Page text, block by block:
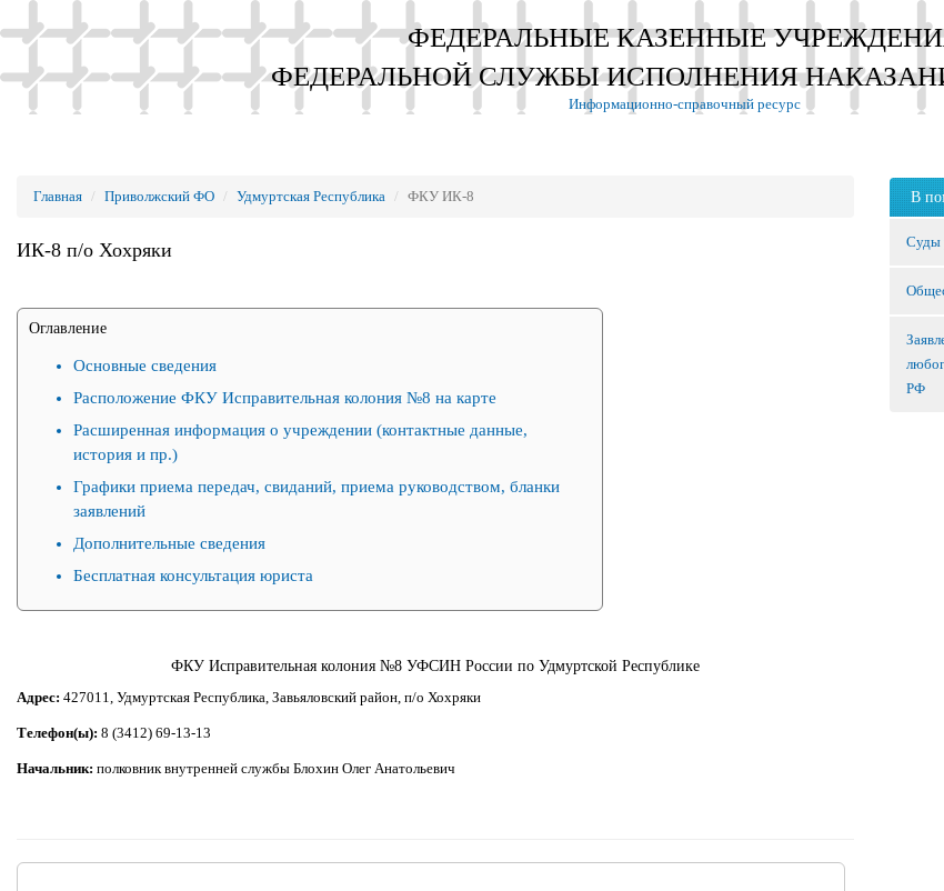
ФЕДЕРАЛЬНЫЕ КАЗЕННЫЕ
ФЕДЕРАЛЬНОЙ СЛУЖБЫ ИСПОЛНЕНИЯ
Информационно-справочный ресурс
Главная Приволжский ФО Удмуртская Республика ФКУ ИК-8
ИК-8 п/о Хохряки
Оглавление
Основные сведения
Расположение ФКУ Исправительная колония №8 на карте
Расширенная информация о учреждении (контактные данные,
история и пр.)
Графики приема передач, свиданий, приема руководством, бланки
заявлений
Дополнительные сведения
Бесплатная консультация юриста
ФКУ Исправительная колония №8 УФСИН России по Удмуртской Республике
Адрес: 427011, Удмуртская Республика, Завьяловский район, п/о Хохряки
Телефон(ы): 8 (3412) 69-13-13
Начальник: полковник внутренней службы Блохин Олег Анатольевич
В
Суды
РФ